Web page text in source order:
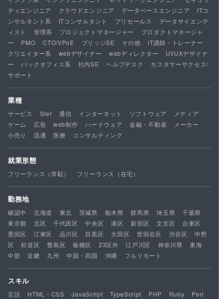
ティエンジニア
クラウドエンジニア データベースエンジニア
ITコ
ンサルタント系
ITコンサルタント プリセールス
データサイエンテ
ィスト
管理系 プロジェクトマネージャー
プロダクトマネージャ
ー
PMO CTO/VPoE ブリッジSE その他
IT講師・トレーナー
クリエイター系
webデザイナー webディレクター
UI/UXデザイナ
ー
バックオフィス系 社内SE ヘルプデスク
カスタマーサクセス/
サポート
業種
サービス SIer 通信 インターネット ソフトウェア
メディア
ゲーム
広告 web制作 ハードウェア 金融・不動産
メーカー
小売り
流通 医療 コンサルティング
就業形態
フリーランス（常駐） フリーランス（在宅）
勤務地
確認中 北海道 東北 茨城県 栃木県 群馬県 埼玉県
千葉県
東京都
北区 千代田区 中央区 港区 新宿区 文京区
台東区
墨田区
江東区 品川区 目黒区 大田区 世田谷区 渋谷区
中野
区
杉並区 豊島区 板橋区 23区外 江戸川区 神奈川県
東海
中部
近畿 九州 中国・四国 沖縄 フルリモート
スキル
言語 HTML・CSS JavaScript TypeScript PHP Ruby
Perl